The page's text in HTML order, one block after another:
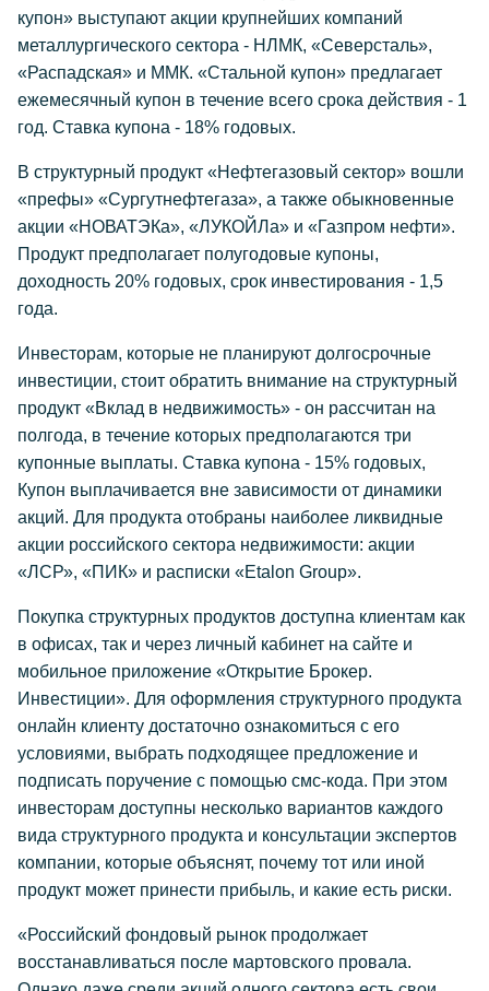
купон» выступают акции крупнейших компаний
металлургического сектора - НЛМК, «Северсталь»,
«Распадская» и ММК. «Стальной купон» предлагает
ежемесячный купон в течение всего срока действия - 1
год. Ставка купона - 18% годовых.
В структурный продукт «Нефтегазовый сектор» вошли
«префы» «Сургутнефтегаза», а также обыкновенные
акции «НОВАТЭКа», «ЛУКОЙЛа» и «Газпром нефти».
Продукт предполагает полугодовые купоны,
доходность 20% годовых, срок инвестирования - 1,5
года.
Инвесторам, которые не планируют долгосрочные
инвестиции, стоит обратить внимание на структурный
продукт «Вклад в недвижимость» - он рассчитан на
полгода, в течение которых предполагаются три
купонные выплаты. Ставка купона - 15% годовых,
Купон выплачивается вне зависимости от динамики
акций. Для продукта отобраны наиболее ликвидные
акции российского сектора недвижимости: акции
«ЛСР», «ПИК» и расписки «Etalon Group».
Покупка структурных продуктов доступна клиентам как
в офисах, так и через личный кабинет на сайте и
мобильное приложение «Открытие Брокер.
Инвестиции». Для оформления структурного продукта
онлайн клиенту достаточно ознакомиться с его
условиями, выбрать подходящее предложение и
подписать поручение с помощью смс-кода. При этом
инвесторам доступны несколько вариантов каждого
вида структурного продукта и консультации экспертов
компании, которые объяснят, почему тот или иной
продукт может принести прибыль, и какие есть риски.
«Российский фондовый рынок продолжает
восстанавливаться после мартовского провала.